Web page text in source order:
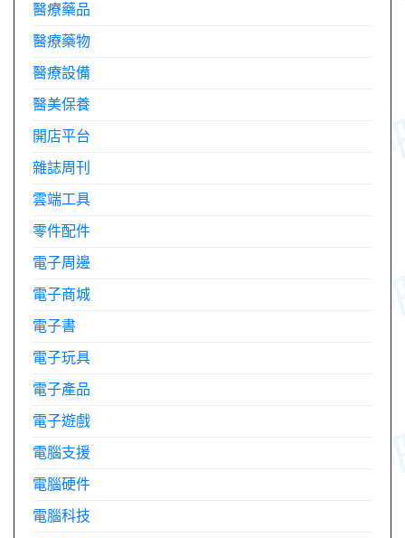
醫療藥品
醫療藥物
醫療設備
醫美保養
開店平台
雜誌周刊
雲端工具
零件配件
電子周邊
電子商城
電子書
電子玩具
電子產品
電子遊戲
電腦支援
電腦硬件
電腦科技